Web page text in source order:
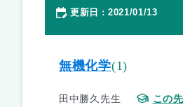
更新日 ： 2021/01/13
無機化学(1)
田中勝久先生 この